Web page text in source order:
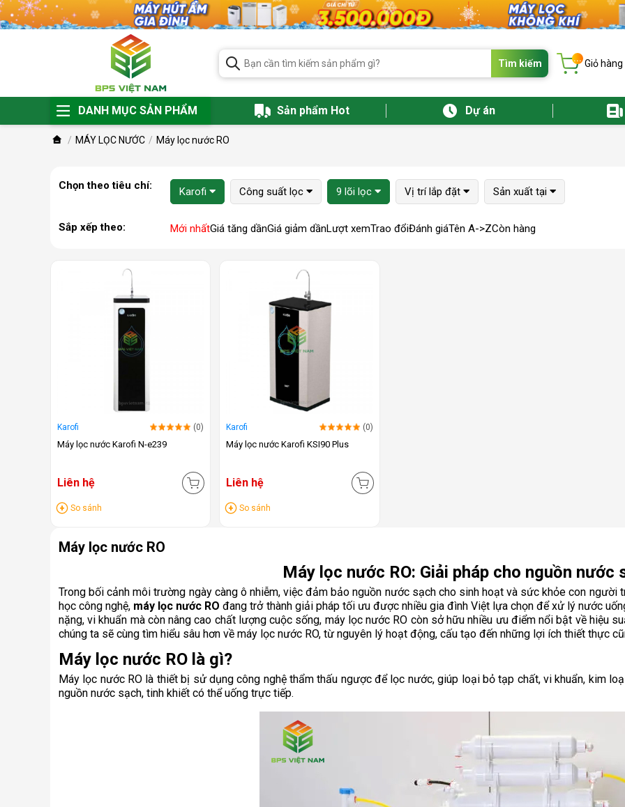
Tìm kiếm ... Giỏ hàng
DANH MỤC SẢN PHẨM Sản phẩm Hot Dự án
MÁY LỌC NƯỚC Máy lọc nước RO
Chọn theo tiêu chí: Karofi Công suất lọc 9 lõi lọc Vị trí lắp đặt Sản xuất tại
Sắp xếp theo: Mới nhấtGiá tăng dầnGiá giảm dầnLượt xemTrao đổiĐánh giáTên A->ZCòn hàng
Karofi (0)
Máy lọc nước Karofi N-e239
Liên hệ
So sánh
Karofi (0)
Máy lọc nước Karofi KSI90 Plus
Liên hệ
So sánh
Máy lọc nước RO
Máy lọc nước RO: Giải pháp cho nguồn nước
Trong bối cảnh môi trường ngày càng ô nhiễm, việc đảm bảo nguồn nước sạch cho sinh hoạt và sức khỏe con người
học công nghệ, máy lọc nước RO đang trở thành giải pháp tối ưu được nhiều gia đình Việt lựa chọn để xử lý nước
nặng, vi khuẩn mà còn nâng cao chất lượng cuộc sống, máy lọc nước RO còn sở hữu nhiều ưu điểm nổi bật về hiệu
chúng ta sẽ cùng tìm hiểu sâu hơn về máy lọc nước RO, từ nguyên lý hoạt động, cấu tạo đến những lợi ích thiết thực
Máy lọc nước RO là gì?
Máy lọc nước RO là thiết bị sử dụng công nghệ thẩm thấu ngược để lọc nước, giúp loại bỏ tạp chất, vi khuẩn, kim
nguồn nước sạch, tinh khiết có thể uống trực tiếp.